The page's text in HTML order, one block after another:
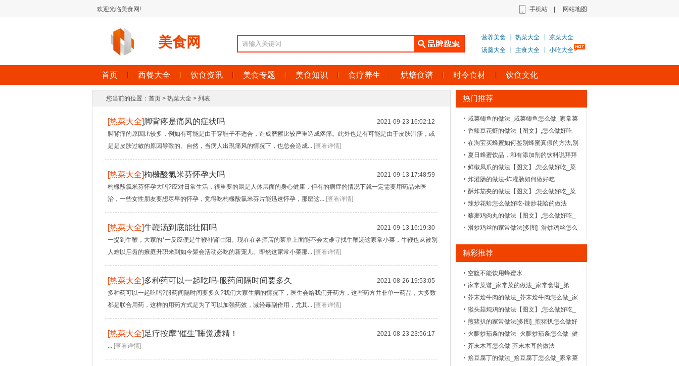
欢迎光临美食网! 手机站 网站地图
美食网 营养美食 热菜大全
凉菜大全
汤羹大全
主食大全 小吃大全
首页 西餐大全 饮食资讯 美食专题 美食知识 食疗养生 烘焙食谱 时令食材 饮食文化
您当前的位置： 首页 > 热菜大全 > 列表
[热菜大全] 脚背疼是痛风的症状吗
2021-09-23 16:02:12
脚背痛的原因比较多，例如有可能是由于穿鞋子不适合，造成磨擦比较严重造成疼痛。此外也是有可能是由于皮肤湿疹，或
是是皮肤过敏的原因导致的。自然，当病人出現痛风的情况下，也总会造成... [查看详情]
[热菜大全]枸橼酸氯米芬怀孕大吗
2021-09-13 17:48:59
枸橼酸氯米芬怀孕大吗?应对日常生活，很重要的還是人体层面的身心健康，但有的病症的情况下就一定需要用药品来医
治，一些女性朋友要想尽早的怀孕，觉得吃枸橼酸氯米芬片能迅速怀孕，那麼这... [查看详情]
[热菜大全]牛鞭汤到底能壮阳吗
2021-09-13 16:19:30
一提到牛鞭，大家的*一反应便是牛鞭补肾壮阳。现在在各酒店的莱单上面能不会太难寻找牛鞭汤这家常小菜，牛鞭也从被别
人难以启齿的掖庭升职来到如今聚会活动必吃的新宠儿。即然这家常小菜那... [查看详情]
[热菜大全]多种药可以一起吃吗-服药间隔时间要多久
2021-08-26 19:53:05
多种药可以一起吃吗?服药间隔时间要多久?我们大家生病的情况下，医生会给我们开药方，这些药方并非单一药品，大多数
都是联合用药，这样的用药方式是为了可以加强药效，减轻毒副作用，尤其... [查看详情]
[热菜大全] 足疗按摩“催生”睡觉遗精！
2021-08-23 23:56:17
... [查看详情]
热门推荐
咸菜鲫鱼的做法_咸菜鲫鱼怎么做_家常菜
谱
香辣豆花虾的做法【图文】,怎么做好吃_
菜谱_天天美食网
在淘宝买蜂蜜如何鉴别蜂蜜真假的方法,别
买错了
夏日蜂蜜饮品，和有添加剂的饮料说拜拜
鲜椒凤爪的做法【图文】,怎么做好吃_菜
谱_天天美食网
炸灌肠的做法-炸灌肠如何做好吃
酥炸茄夹的做法【图文】,怎么做好吃_菜
谱_天天美食网
辣炒花蛤怎么做好吃-辣炒花蛤的做法
藜麦鸡肉丸的做法【图文】,怎么做好吃_
菜谱_天天美食网
滑炒鸡丝的家常做法[多图]_滑炒鸡丝怎么
做好吃-_闽菜-
精彩推荐
空腹不能饮用蜂蜜水
家常菜谱_家常菜的做法_家常食谱_第
615页_1
芥末烩牛肉的做法_芥末烩牛肉怎么做_家
常菜谱
猴头菇炖鸡的做法【图文】,怎么做好吃_
菜谱_天天美食网
煎猪扒的家常做法[多图]_煎猪扒怎么做好
吃-_闽菜-
火腿炒茄条的做法_火腿炒茄条怎么做_健
脾开胃食谱菜谱
芥末木耳怎么做-芥末木耳的做法
烩豆腐丁的做法_烩豆腐丁怎么做_家常菜